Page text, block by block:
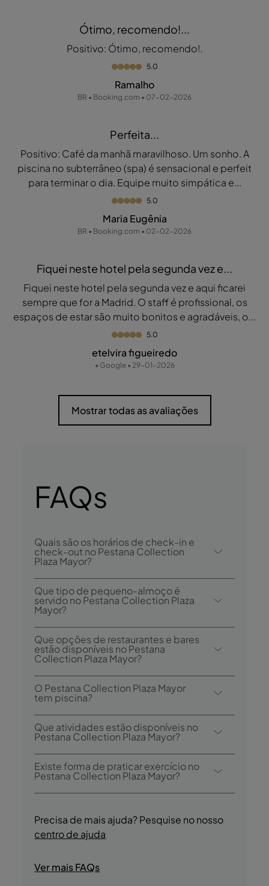
Ótimo, recomendo!...
Positivo: Ótimo, recomendo!.
5.0
Ramalho
BR • Booking.com • 07-02-2026
Perfeita...
Positivo: Café da manhã maravilhoso. Um sonho. A
piscina no subterrâneo (spa) é sensacional e perfeit
para terminar o dia. Equipe muito simpática e...
5.0
Maria Eugênia
BR • Booking.com • 02-02-2026
Fiquei neste hotel pela segunda vez e...
Fiquei neste hotel pela segunda vez e aqui ficarei
sempre que for a Madrid. O staff é profissional, os
espaços de estar são muito bonitos e agradáveis, o...
5.0
etelvira figueiredo
• Google • 29-01-2026
Mostrar todas as avaliações
FAQs
Quais são os horários de check-in e
check-out no Pestana Collection
Plaza Mayor?
O check-in no
Pestana Collection Plaza
Mayoré desde as 15h00, e o check-out é
até às 12h00.
Que tipo de pequeno-almoço é
servido no Pestana Collection Plaza
Mayor?
As opções de pequeno-almoço incluem
um buffet continental, com opções à la
carte para pratos quentes.
Que opções de restaurantes e bares
estão disponíveis no Pestana
Collection Plaza Mayor?
O Pestana Collection Plaza Mayor
restaurante: Café de la Plaza, com um pátio
O Pestana Collection Plaza Mayor
tem piscina?
Sim, o hotel tem uma piscina interior
aquecida aberta durante todo o ano e uma
a setembro (dependendo do tempo).
Que atividades estão disponíveis no
Pestana Collection Plaza Mayor?
O Pestana Collection Plaza Mayor
as seguintes atividades/serviços (pode
- Spa
- Ginásio
- Massagens
Existe forma de praticar exercício no
Pestana Collection Plaza Mayor?
durante a sua estadia.
Precisa de mais ajuda? Pesquise no nosso
centro de ajuda
Ver mais FAQs